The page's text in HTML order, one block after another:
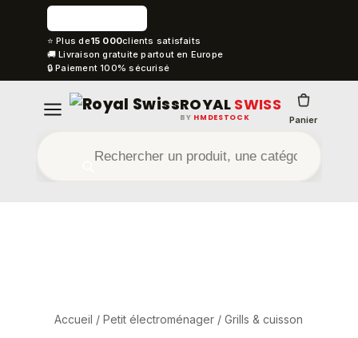
⭐ Plus de15 000clients satisfaits
🚚 Livraison gratuite partout en Europe
🔒 Paiement 100% sécurisé
ROYAL SWISS
BY HMDESTOCK Panier
Accueil /Petit électroménager /Grills & cuisson